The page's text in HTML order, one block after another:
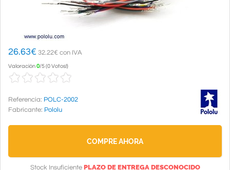
26.63€ 32.22€ con IVA
Valoración0/5(0 Votos!)
Referencia: POLC-2002
Fabricante: Pololu
COMPRE AHORA
Stock Insuficiente PLAZO DE ENTREGA DESCONOCIDO